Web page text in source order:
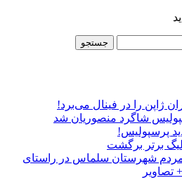
ژاپن را در فینال می‌برد!
شاگرد منصوریان شد
پرسپولیس!
برتر برگشت
مردم شهرستان سلماس در راستای
تصاویر